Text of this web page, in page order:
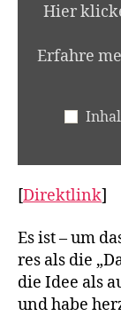
Hier
Erfahre
[Direkt­link]
Es ist – um
res als die
die Idee als
und habe